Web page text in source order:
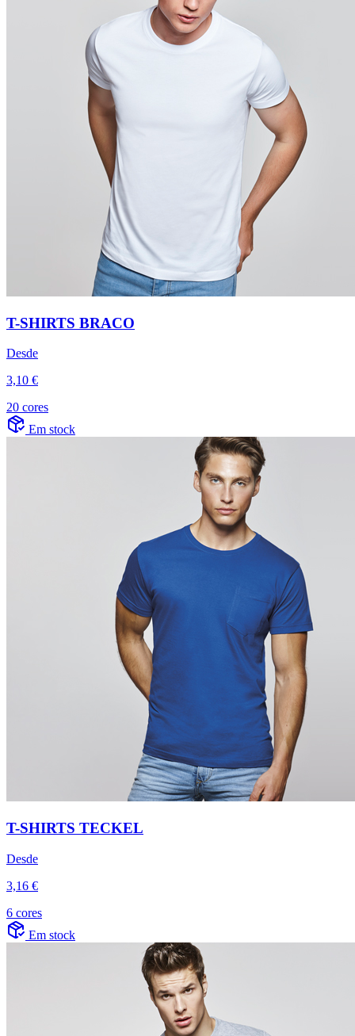
T-SHIRTS BRACO
Desde
3,10 €
20 cores
Em stock
T-SHIRTS TECKEL
Desde
3,16 €
6 cores
Em stock